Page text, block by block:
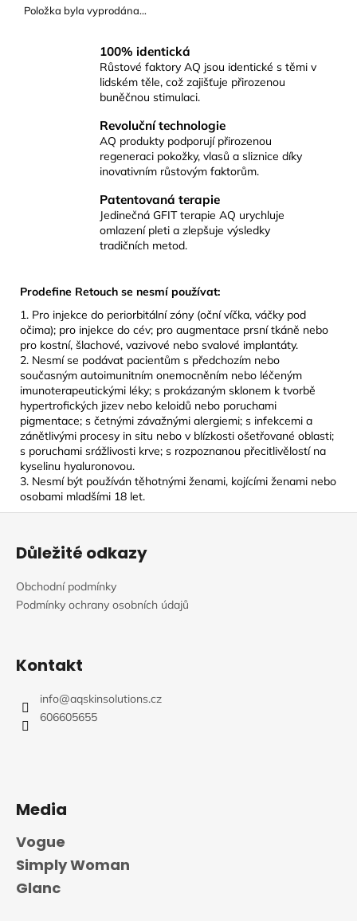
Položka byla vyprodána…
100% identická
Růstové faktory AQ jsou identické s těmi v
lidském těle, což zajišťuje přirozenou
buněčnou stimulaci.
Revoluční technologie
AQ produkty podporují přirozenou
regeneraci pokožky, vlasů a sliznice díky
inovativním růstovým faktorům.
Patentovaná terapie
Jedinečná GFIT terapie AQ urychluje
omlazení pleti a zlepšuje výsledky
tradičních metod.
Prodefine Retouch se nesmí používat:
1. Pro injekce do periorbitální zóny (oční víčka, váčky pod
očima); pro injekce do cév; pro augmentace prsní tkáně nebo
pro kostní, šlachové, vazivové nebo svalové implantáty.
2. Nesmí se podávat pacientům s předchozím nebo
současným autoimunitním onemocněním nebo léčeným
imunoterapeutickými léky; s prokázaným sklonem k tvorbě
hypertrofických jizev nebo keloidů nebo poruchami
pigmentace; s četnými závažnými alergiemi; s infekcemi a
zánětlivými procesy in situ nebo v blízkosti ošetřované oblasti;
s poruchami srážlivosti krve; s rozpoznanou přecitlivělostí na
kyselinu hyaluronovou.
3. Nesmí být používán těhotnými ženami, kojícími ženami nebo
osobami mladšími 18 let.
Z
Důležité odkazy
Obchodní podmínky
Podmínky ochrany osobních údajů
Kontakt
info@aqskinsolutions.cz
606605655
Media
Vogue
Simply Woman
Glanc